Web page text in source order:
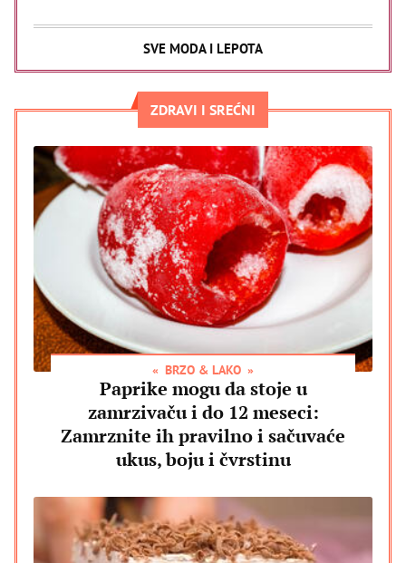
SVE MODA I LEPOTA
ZDRAVI I SREĆNI
BRZO & LAKO
Paprike mogu da stoje u
zamrzivaču i do 12 meseci:
Zamrznite ih pravilno i sačuvaće
ukus, boju i čvrstinu